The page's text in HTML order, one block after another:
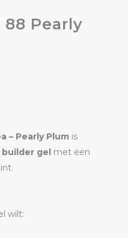
Pearly
– Pearly Plum is
gel met een
wilt: